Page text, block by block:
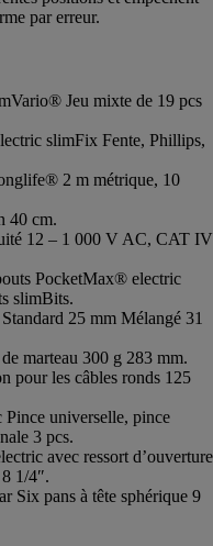
par erreur.
Jeu mixte de 19 pcs
slimFix Fente, Phillips,
2 m métrique, 10
40 cm.
12 – 1 000 V AC, CAT IV
PocketMax® electric
slimBits.
25 mm Mélangé 31
marteau 300 g 283 mm.
pour les câbles ronds 125
Pince universelle, pince
3 pcs.
avec ressort d’ouverture
1/4″.
Six pans à tête sphérique 9